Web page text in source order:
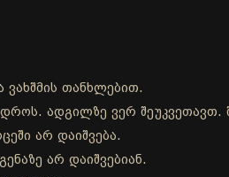
ვახშმის თანხლებით.
დროს. ადგილზე ვერ
არ დაიშვება.
არ დაიშვებიან.